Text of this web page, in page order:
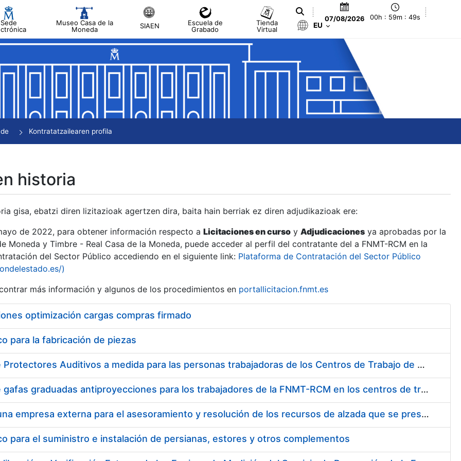
Sede
Museo Casa de la
Moneda
SIAEN
Escuela de
Grabado
Tienda
Virtual
07/08/2026 00h : 59m : 50s
EU
Kontratatzailearen profila
historia
gisa, ebatzi diren lizitazioak agertzen dira, baita hain berriak ez diren adjudikazioak ere:
de 2022, para obtener información respecto a Licitaciones en curso y Adjudicaciones ya aprobadas por la
Moneda y Timbre - Real Casa de la Moneda, puede acceder al perfil del contratante del a FNMT-RCM en la
del Sector Público accediendo en el siguiente link: Plataforma de Contratación del Sector Público
)
más información y algunos de los procedimientos en portallicitacion.fnmt.es
optimización cargas compras firmado
para la fabricación de piezas
Suministro de Protectores Auditivos a medida para las personas trabajadoras de los Centros de Trabajo de Madrid y Burgos
Suministro de gafas graduadas antiproyecciones para los trabajadores de la FNMT-RCM en los centros de trabajo de Madrid y Burgos
Servicios de una empresa externa para el asesoramiento y resolución de los recursos de alzada que se presentan relacionados con procesos de selección para la FNMT-RCM
para el suministro e instalación de persianas, estores y otros complementos